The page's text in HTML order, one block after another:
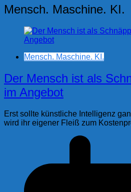
Mensch. Maschine. KI.
Mensch. Maschine. KI.
Der Mensch ist als
im Angebot
Erst sollte künstliche Intelligenz
wird ihr eigener Fleiß zum